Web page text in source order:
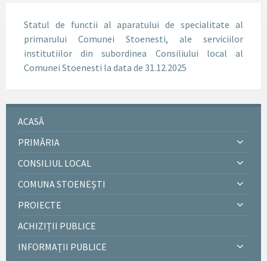
Statul de functii al aparatului de specialitate al
primarului Comunei Stoenesti, ale serviciilor
institutiilor din subordinea Consiliului local al
Comunei Stoenesti la data de 31.12.2025
ACASĂ
PRIMĂRIA
CONSILIUL LOCAL
COMUNA STOENEȘTI
PROIECTE
ACHIZIȚII PUBLICE
INFORMAȚII PUBLICE